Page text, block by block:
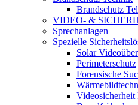
Brandschutz
VIDEO- &
Sprechanlagen
Spezielle
Solar
Perimeterschutz
Forensische